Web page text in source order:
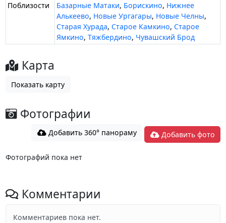
Поблизости Базарные Матаки, Борискино, Нижнее
Алькеево, Новые Ургагары, Новые Челны,
Старая Хурада, Старое Камкино, Старое
Ямкино,Тяжбердино, Чувашский Брод
Карта
Показать карту
Фотографии
Добавить 360° панораму Добавить фото
Фотографий пока нет
Комментарии
Комментариев пока нет.